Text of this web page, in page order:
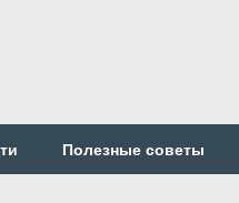
Полезные советы